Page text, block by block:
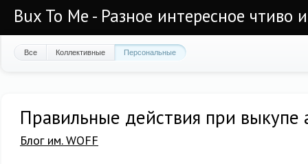
Bux To Me - Разное интересное чтиво
Все Коллективные Персональные
Правильные действия при выкупе
Блог им. WOFF